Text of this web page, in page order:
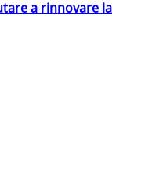
a rinnovare la